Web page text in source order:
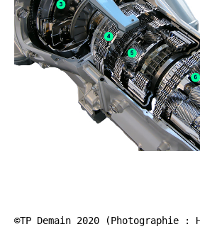
©TP Demain 2020 (Photographie :